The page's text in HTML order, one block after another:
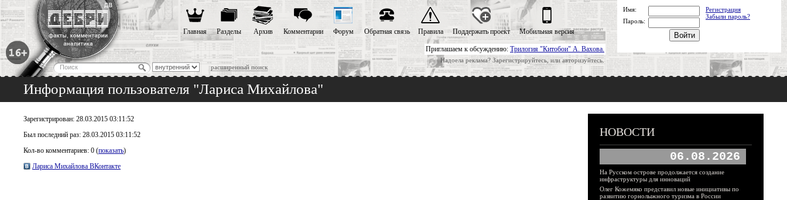
Приглашаем к обсуждению: Трилогия "Китобои" А. Вахова.
Надоела реклама? Зарегистрируйтесь, или авторизуйтесь.
расширенный поиск
Главная Разделы Архив Комментарии Форум Обратная связь Правила Поддержать проект Мобильная версия
Имя:
Регистрация
Забыли пароль?
Пароль:
Информация пользователя "Лариса Михайлова"
Зарегистрирован: 28.03.2015 03:11:52
Был последний раз: 28.03.2015 03:11:52
Кол-во комментариев: 0 (показать)
Лариса Михайлова ВКонтакте
НОВОСТИ
06.08.2026
На Русском острове продолжается создание
инфраструктуры для инноваций
Олег Кожемяко представил новые инициативы по
развитию горнолыжного туризма в России